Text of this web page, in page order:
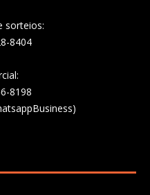
sorteios:
8404
8198